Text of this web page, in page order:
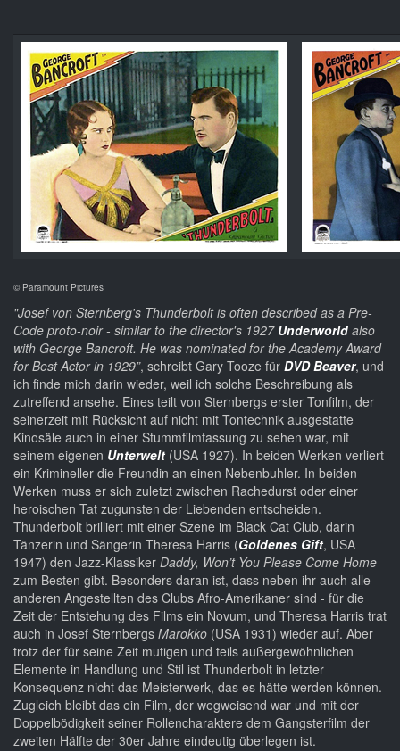
© Paramount Pictures
"Josef von Sternberg's Thunderbolt is often described as a Pre-
Code proto-noir - similar to the director's 1927 Underworldalso
with George Bancroft. He was nominated for the Academy Award
for Best Actor in 1929”, schreibt Gary Tooze für DVD Beaver, und
ich finde mich darin wieder, weil ich solche Beschreibung als
zutreffend ansehe. Eines teilt von Sternbergs erster Tonfilm, der
seinerzeit mit Rücksicht auf nicht mit Tontechnik ausgestatte
Kinosäle auch in einer Stummfilmfassung zu sehen war, mit
seinem eigenen Unterwelt (USA 1927). In beiden Werken verliert
ein Krimineller die Freundin an einen Nebenbuhler. In beiden
Werken muss er sich zuletzt zwischen Rachedurst oder einer
heroischen Tat zugunsten der Liebenden entscheiden.
Thunderbolt brilliert mit einer Szene im Black Cat Club, darin
Tänzerin und Sängerin Theresa Harris (Goldenes Gift, USA
1947) den Jazz-Klassiker Daddy, Won’t You Please Come Home
zum Besten gibt. Besonders daran ist, dass neben ihr auch alle
anderen Angestellten des Clubs Afro-Amerikaner sind - für die
Zeit der Entstehung des Films ein Novum, und Theresa Harris trat
auch in Josef Sternbergs Marokko (USA 1931) wieder auf. Aber
trotz der für seine Zeit mutigen und teils außergewöhnlichen
Elemente in Handlung und Stil ist Thunderbolt in letzter
Konsequenz nicht das Meisterwerk, das es hätte werden können.
Zugleich bleibt das ein Film, der wegweisend war und mit der
Doppelbödigkeit seiner Rollencharaktere dem Gangsterfilm der
zweiten Hälfte der 30er Jahre eindeutig überlegen ist.